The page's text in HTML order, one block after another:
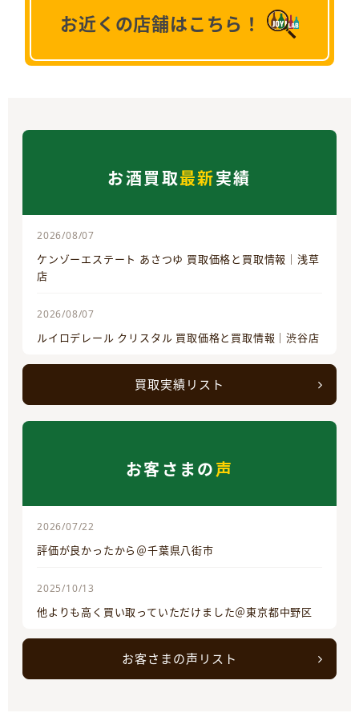
お近くの店舗はこちら！
お酒買取最新実績
2026/08/07
ケンゾーエステート あさつゆ 買取価格と買取情報｜浅草
店
2026/08/07
ルイロデレール クリスタル 買取価格と買取情報｜渋谷店
買取実績リスト
お客さまの声
2026/07/22
評価が良かったから＠千葉県八街市
2025/10/13
他よりも高く買い取っていただけました＠東京都中野区
お客さまの声リスト